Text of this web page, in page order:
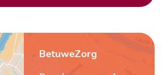
BetuweZorg